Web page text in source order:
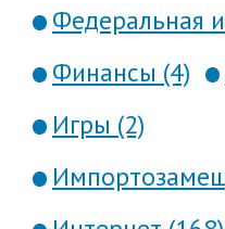
Федеральная
Финансы (4)
Игры (2)